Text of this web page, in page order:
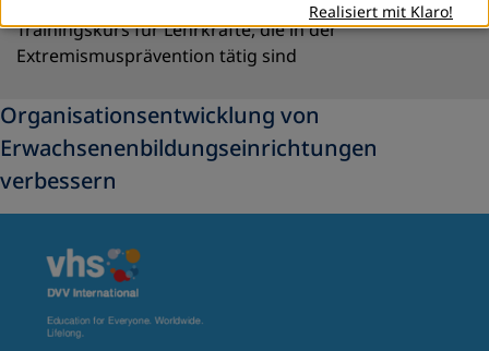
Trainingskurs für Lehrkräfte, die in der
Extremismusprävention tätig sind
Organisationsentwicklung von
Erwachsenenbildungseinrichtungen
verbessern
Realisiert mit Klaro!